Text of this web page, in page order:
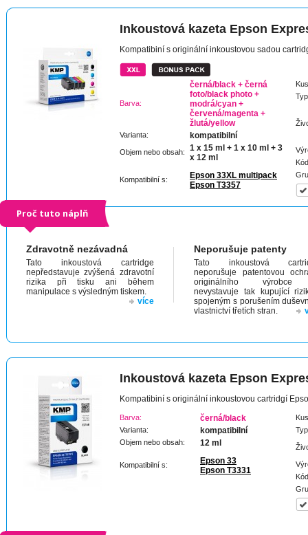
Inkoustová kazeta Epson
Kompatibiní s originální inkoustovou sadou
Barva:
černá/black + černá
foto/black photo +
modrá/cyan +
červená/magenta +
žlutá/yellow
Varianta: kompatibilní
Objem nebo obsah:
1 x 15 ml + 1 x 10 ml + 3
x 12 ml
Kompatibilní s:
Epson 33XL multipack
Epson T3357
Proč tuto náplň
Zdravotně nezávadná
Tato inkoustová cartridge
nepředstavuje zvýšená zdravotní
rizika při tisku ani během
manipulace s výsledným tiskem.
více
Neporušuje patenty
Tato inkoustová
neporušuje patentovou
originálního
nevystavuje tak kupující
spojeným s porušením
vlastnictví třetích stran.
Inkoustová kazeta Epson
Kompatibiní s originální inkoustovou cartridgí
Barva: černá/black
Varianta: kompatibilní
Objem nebo obsah: 12 ml
Kompatibilní s:
Epson 33
Epson T3331